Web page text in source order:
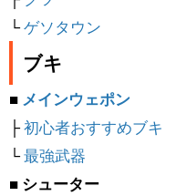
└ゲソタウン
ブキ
■ メインウェポン
├初心者おすすめブキ
└最強武器
■ シューター